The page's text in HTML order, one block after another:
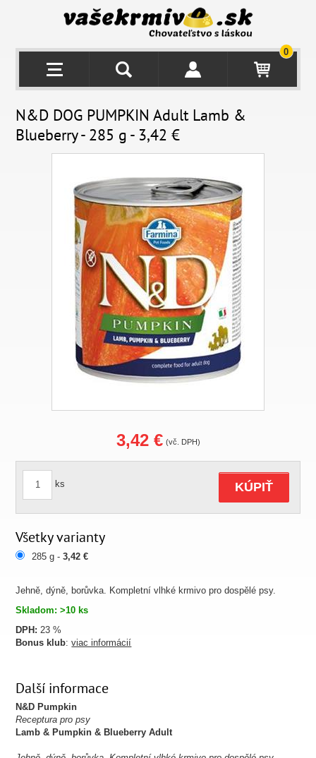
0
N&D DOG PUMPKIN Adult Lamb &
Blueberry - 285 g - 3,42 €
Jehně, dýně, borůvka. Kompletní vlhké krmivo pro dospělé psy.
Skladom: >10 ks
DPH: 23 %
Bonus klub:viac informácií
3,42 € (vč. DPH)
ks KÚPIŤ
Všetky varianty
285 g -3,42 €
Další informace
N&D Pumpkin
Receptura pro psy
Lamb & Pumpkin & Blueberry Adult